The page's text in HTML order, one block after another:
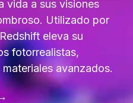
vida a sus visiones
Utilizado por
eleva su
fotorrealistas,
avanzados.